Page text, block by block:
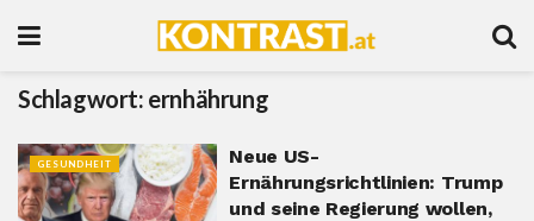
Schlagwort: ernhährung
GESUNDHEIT
Neue US-
Ernährungsrichtlinien: Trump
und seine Regierung wollen,